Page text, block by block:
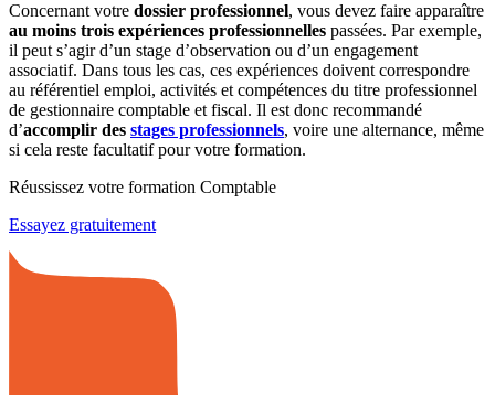
Concernant votre dossier professionnel, vous devez faire apparaître
au moins trois expériences professionnelles passées. Par exemple,
il peut s’agir d’un stage d’observation ou d’un engagement
associatif. Dans tous les cas, ces expériences doivent correspondre
au référentiel emploi, activités et compétences du titre professionnel
de gestionnaire comptable et fiscal. Il est donc recommandé
d’accomplir des stages professionnels, voire une alternance, même
si cela reste facultatif pour votre formation.
Réussissez votre formation Comptable
Essayez gratuitement